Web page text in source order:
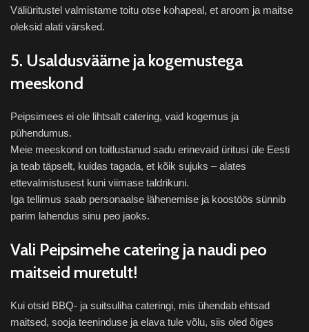
Väliüritustel valmistame toitu otse kohapeal, et aroom ja maitse
oleksid alati värsked.
5. Usaldusväärne ja kogemustega
meeskond
Peipsimees ei ole lihtsalt catering, vaid kogemus ja
pühendumus.
Meie meeskond on toitlustanud sadu erinevaid üritusi üle Eesti
ja teab täpselt, kuidas tagada, et kõik sujuks – alates
ettevalmistusest kuni viimase taldrikuni.
Iga tellimus saab personaalse lähenemise ja koostöös sünnib
parim lahendus sinu peo jaoks.
Vali Peipsimehe catering ja naudi peo
maitseid muretult!
Kui otsid BBQ- ja suitsuliha cateringi, mis ühendab ehtsad
maitsed, sooja teeninduse ja elava tule võlu, siis oled õiges